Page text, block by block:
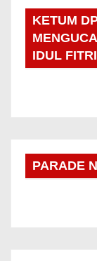
KETUM
IDUL
PARADE